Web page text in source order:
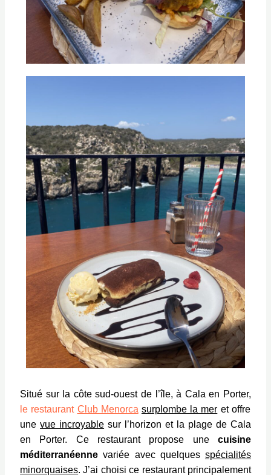
Situé sur la côte sud-ouest de l’île, à Cala en Porter,
le restaurant Club Menorca surplombe la mer et offre
unevue incroyable sur l’horizon et la plage de Cala
en Porter. Ce restaurant propose une cuisine
méditerranéenne variée avec quelques spécialités
minorquaises.J’ai choisi ce restaurant principalement